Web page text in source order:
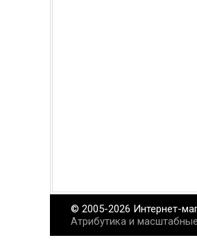
© 2005-2026 Интернет-
Атрибутика и